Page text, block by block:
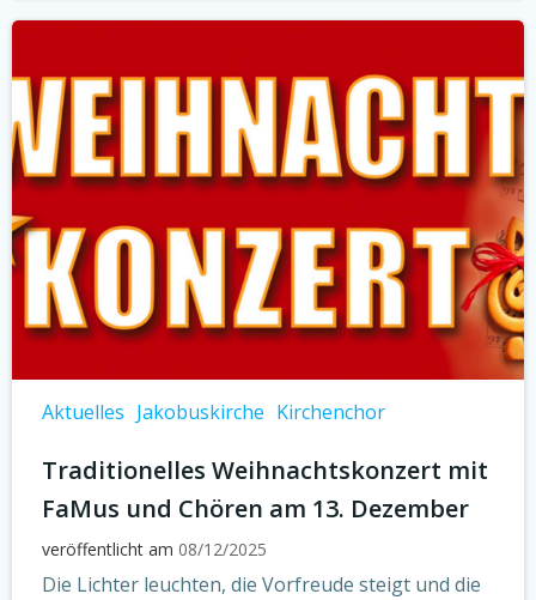
Aktuelles Jakobuskirche Kirchenchor
Traditionelles Weihnachtskonzert mit
FaMus und Chören am 13. Dezember
veröffentlicht am 08/12/2025
Die Lichter leuchten, die Vorfreude steigt und die